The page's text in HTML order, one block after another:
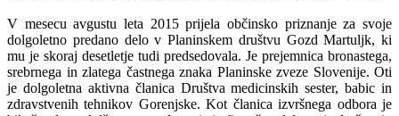
V mesecu avgustu leta 2015 prijela občinsko priznanje za svoje
dolgoletno predano delo v Planinskem društvu Gozd Martuljk, ki
mu je skoraj desetletje tudi predsedovala. Je prejemnica bronastega,
srebrnega in zlatega častnega znaka Planinske zveze Slovenije. Oti
je dolgoletna aktivna članica Društva medicinskih sester, babic in
zdravstvenih tehnikov Gorenjske. Kot članica izvršnega odbora je